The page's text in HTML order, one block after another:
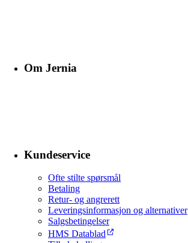
Om Jernia
Kundeservice
Ofte stilte spørsmål
Betaling
Retur- og angrerett
Leveringsinformasjon og alternativer
Salgsbetingelser
HMS Datablad